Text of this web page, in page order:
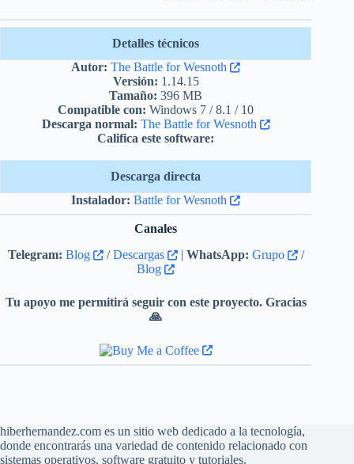
Motor altamente modificable que
combina secuencias de
comandos WML y Lua
Toneladas de contenido creado por
jugadores disponible en el servidor
oficial de complementos: nuevas
multijugador con mecánicas y obras de
arte nuevas y únicas.
Compatibilidad multiplataforma con
Microsoft Windows, Apple macOS y
GNU/Linux.
Detalles técnicos
Autor: The Battle for Wesnoth
Versión: 1.14.15
Tamaño: 396 MB
Compatible con: Windows 7 / 8.1 / 10
Descarga normal: The Battle for Wesnoth
Califica este software:
Descarga directa
Instalador: Battle for Wesnoth
Canales
Telegram: Blog /Descargas | WhatsApp: Grupo
/
Blog
Tu apoyo me permitirá seguir con este proyecto. Gracias
🙏
hiberhernandez.com es un sitio web dedicado a la tecnología,
donde encontrarás una variedad de contenido relacionado con
sistemas operativos, software gratuito y tutoriales.